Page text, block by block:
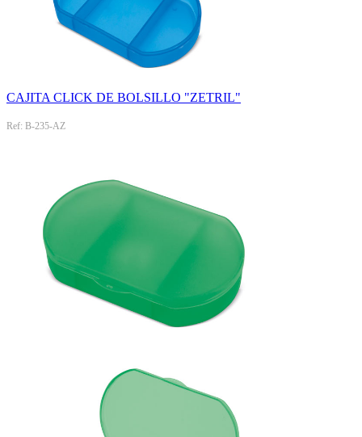
CAJITA CLICK DE BOLSILLO "ZETRIL"
Ref: B-235-AZ